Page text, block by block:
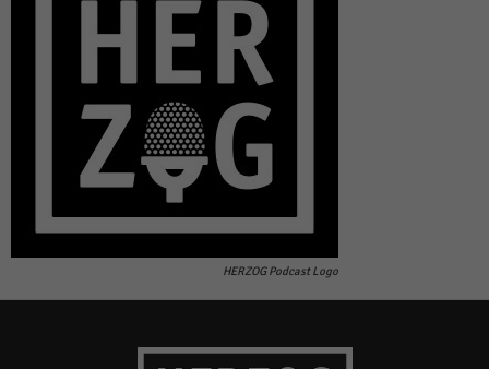
HERZOG Podcast Logo